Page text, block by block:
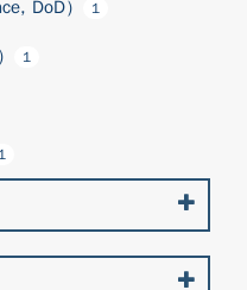
DoD） 1
1
1